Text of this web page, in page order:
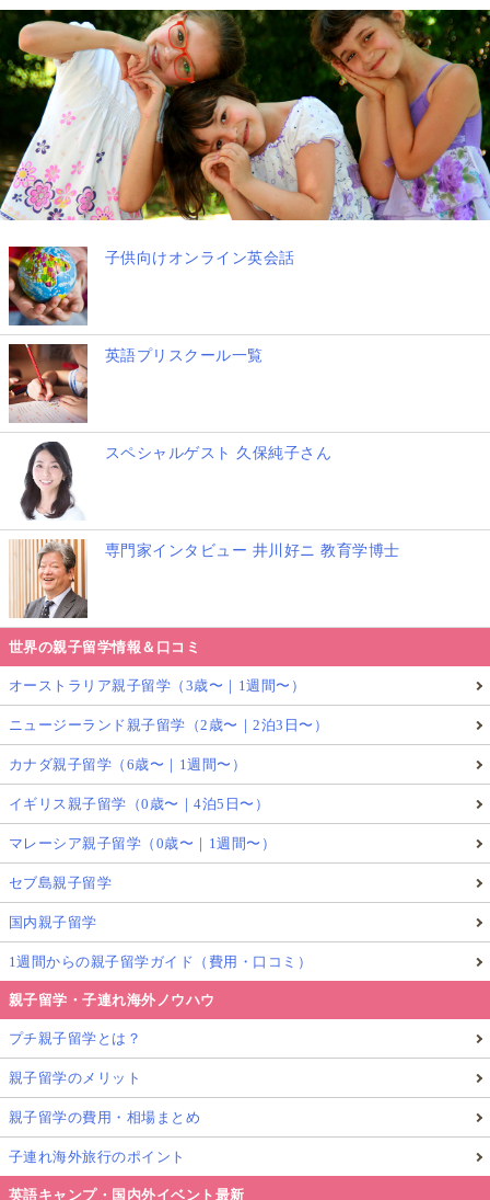
子供向けオンライン英会話
英語プリスクール一覧
スペシャルゲスト 久保純子さん
専門家インタビュー 井川好ニ 教育学博士
世界の親子留学情報＆口コミ
オーストラリア親子留学（3歳〜｜1週間〜）
ニュージーランド親子留学（2歳〜｜2泊3日〜）
カナダ親子留学（6歳〜｜1週間〜）
イギリス親子留学（0歳〜｜4泊5日〜）
マレーシア親子留学（0歳〜｜1週間〜）
セブ島親子留学
国内親子留学
1週間からの親子留学ガイド（費用・口コミ）
親子留学・子連れ海外ノウハウ
プチ親子留学とは？
親子留学のメリット
親子留学の費用・相場まとめ
子連れ海外旅行のポイント
英語キャンプ・国内外イベント最新